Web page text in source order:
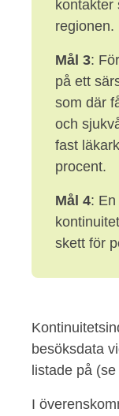
kontakter
regionen.
Mål 3:
på ett
som där
och
fast
procent.
Mål 4:
skett för
besöksdata
listade på
I